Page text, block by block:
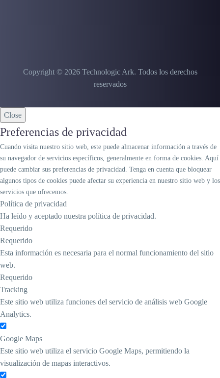
Copyright © 2026 Technologic Ark. Todos los derechos
reservados
Close
Preferencias de privacidad
Cuando visita nuestro sitio web, este puede almacenar información a través de
su navegador de servicios específicos, generalmente en forma de cookies. Aquí
puede cambiar sus preferencias de privacidad. Tenga en cuenta que bloquear
algunos tipos de cookies puede afectar su experiencia en nuestro sitio web y los
servicios que ofrecemos.
Política de privacidad
Ha leído y aceptado nuestra política de privacidad.
Requerido
Requerido
Esta información es necesaria para el normal funcionamiento del sitio
web.
Requerido
Tracking
Este sitio web utiliza funciones del servicio de análisis web Google
Analytics.
Google Maps
Este sitio web utiliza el servicio Google Maps, permitiendo la
visualización de mapas interactivos.